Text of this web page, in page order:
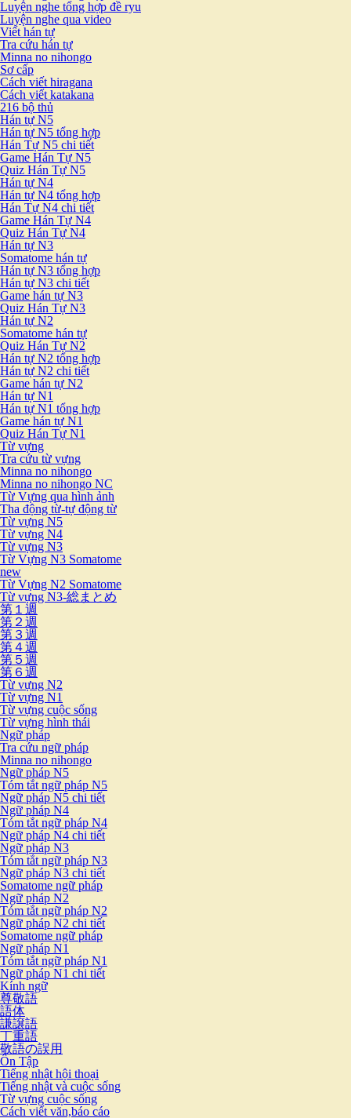
Luyện nghe tổng hợp đề ryu
Luyện nghe qua video
Viết hán tự
Tra cứu hán tự
Minna no nihongo
Sơ cấp
Cách viết hiragana
Cách viết katakana
216 bộ thủ
Hán tự N5
Hán tự N5 tổng hợp
Hán Tự N5 chi tiết
Game Hán Tự N5
Quiz Hán Tự N5
Hán tự N4
Hán tự N4 tổng hợp
Hán Tự N4 chi tiết
Game Hán Tự N4
Quiz Hán Tự N4
Hán tự N3
Somatome hán tự
Hán tự N3 tổng hợp
Hán tự N3 chi tiết
Game hán tự N3
Quiz Hán Tự N3
Hán tự N2
Somatome hán tự
Quiz Hán Tự N2
Hán tự N2 tổng hợp
Hán tự N2 chi tiết
Game hán tự N2
Hán tự N1
Hán tự N1 tổng hợp
Game hán tự N1
Quiz Hán Tự N1
Từ vựng
Tra cứu từ vựng
Minna no nihongo
Minna no nihongo NC
Từ Vựng qua hình ảnh
Tha động từ-tự động từ
Từ vựng N5
Từ vựng N4
Từ vựng N3
Từ Vựng N3 Somatome
new
Từ Vựng N2 Somatome
Từ vựng N3-総まとめ
第１週
第２週
第３週
第４週
第５週
第６週
Từ vựng N2
Từ vựng N1
Từ vựng cuộc sống
Từ vựng hình thái
Ngữ pháp
Tra cứu ngữ pháp
Minna no nihongo
Ngữ pháp N5
Tóm tắt ngữ pháp N5
Ngữ pháp N5 chi tiết
Ngữ pháp N4
Tóm tắt ngữ pháp N4
Ngữ pháp N4 chi tiết
Ngữ pháp N3
Tóm tắt ngữ pháp N3
Ngữ pháp N3 chi tiết
Somatome ngữ pháp
Ngữ pháp N2
Tóm tắt ngữ pháp N2
Ngữ pháp N2 chi tiết
Somatome ngữ pháp
Ngữ pháp N1
Tóm tắt ngữ pháp N1
Ngữ pháp N1 chi tiết
Kính ngữ
尊敬語
語体
謙譲語
丁重語
敬語の誤用
Ôn Tập
Tiếng nhật hội thoại
Tiếng nhật và cuộc sống
Từ vựng cuộc sống
Cách viết văn,báo cáo